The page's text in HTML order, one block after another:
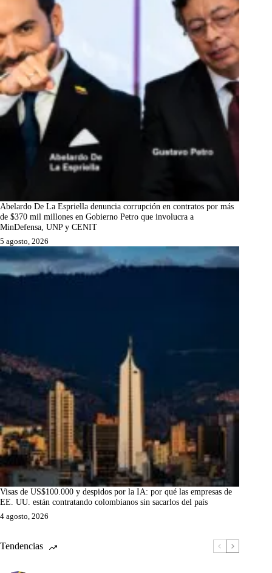
Abelardo De La Espriella denuncia corrupción en contratos por más
de $370 mil millones en Gobierno Petro que involucra a
MinDefensa, UNP y CENIT
5 agosto, 2026
Visas de US$100.000 y despidos por la IA: por qué las empresas de
EE. UU. están contratando colombianos sin sacarlos del país
4 agosto, 2026
Tendencias